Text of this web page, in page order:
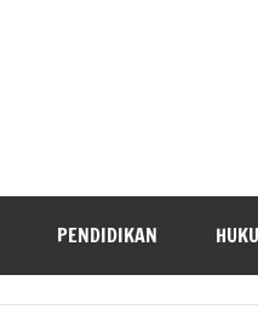
PENDIDIKAN